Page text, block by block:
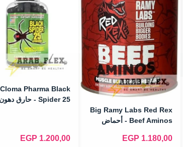
Big Ramy Labs Red Rex
Beef Aminos - أحماض
1.180,00
EGP
Cloma Pharma Black
Spider 25 - حارق دهون
1.200,00
EGP